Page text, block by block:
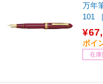
万年
101
ポイ
在庫